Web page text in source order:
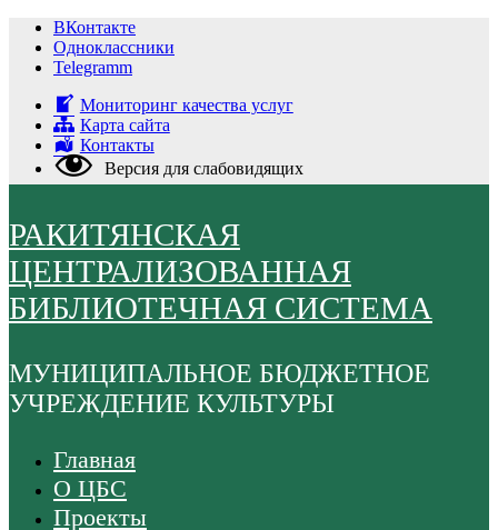
Перейти
содержимому
ВКонтакте
Одноклассники
Telegramm
Мониторинг качества услуг
Карта сайта
Контакты
Версия для слабовидящих
РАКИТЯНСКАЯ
ЦЕНТРАЛИЗОВАННАЯ
БИБЛИОТЕЧНАЯ СИСТЕМА
МУНИЦИПАЛЬНОЕ БЮДЖЕТНОЕ
УЧРЕЖДЕНИЕ КУЛЬТУРЫ
Главная
О ЦБС
Проекты